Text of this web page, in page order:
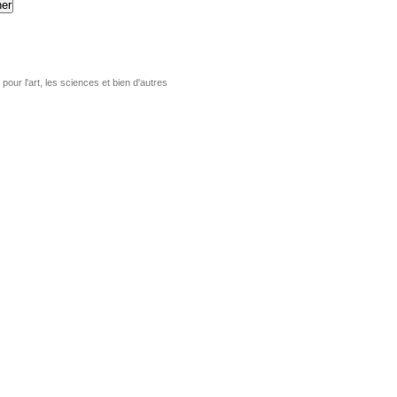
pour l'art, les sciences et bien d'autres